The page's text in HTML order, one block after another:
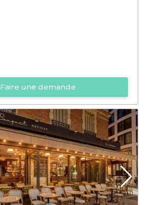
Faire une demande